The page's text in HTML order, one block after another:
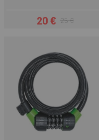
Precio
20 €Precio regular
25 €